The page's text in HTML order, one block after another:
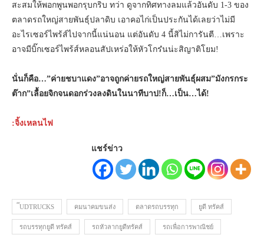
สะสมให้พอกพูนพอกรุบกริบ ทว่า ดูจากทิศทางลมแล้วอันดับ 1-3 ของ
ตลาดรถใหญ่สายพันธุ์ปลาดิบ เอาคอไก่เป็นประกันได้เลยว่าไม่มี
อะไรเซอร์ไพร้ส์ไปจากนี้แน่นอน แต่อันดับ 4 นี้สิไม่การันตี…เพราะ
อาจมีบิ๊กเซอร์ไพร้ส์หลอนสัปเหร่อให้หัวโกร๋นน่ะสิญาติโยม!
นั่นก็คือ…”ค่ายชบาแดง”อาจถูกค่ายรถใหญ่สายพันธุ์ผสม”มังกรกระ
ต๊าก”เลื้อยจิกจนดอกร่วงลงดินในนาทีบาป!ก็…เป็น…ได้!
:จิ้งเหลนไฟ
แชร์ข่าว
๊UDTRUCKS คมนาคมขนส่ง ตลาดรถบรรทุก ยูดี ทรัคส์
รถบรรทุกยูดี ทรัคส์ รถหัวลากยูดีทรัคส์ รถเพื่อการพาณิชย์